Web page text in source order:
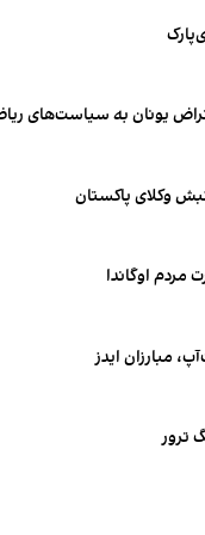
یونان به سیاست‌های
وکلای پاکستان
مردم اوگاندا
مبارزان ایدز
ترور